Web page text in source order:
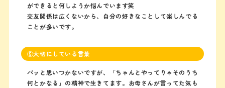
ができると何しようか悩んでいます笑
交友関係は広くないから、自分の好きなことして楽しんでる
ことが多いです。
⑤大切にしている言葉
パッと思いつかないですが、「ちゃんとやってりゃそのうち
何とかなる」の精神で生きてます。お母さんが言ってた気も